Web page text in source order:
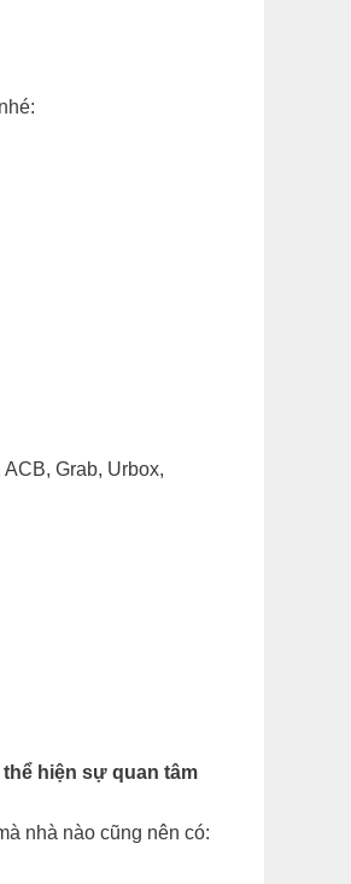
Grab, Urbox,
thể hiện sự quan tâm
nhà nào cũng nên có: